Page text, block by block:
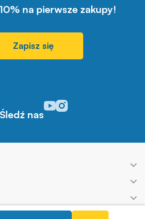
na pierwsze zakupy!
Zapisz się
Śledź nas
Odwiedź nasz profil w
Odwiedź nasz profil w